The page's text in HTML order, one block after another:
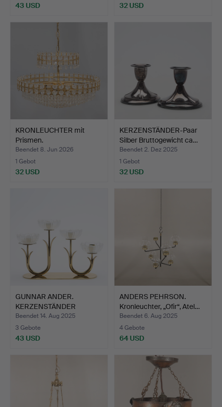
43 USD 32 USD
KRONLEUCHTER mit
Prismen.
Beendet 8. Jun 2026
1 Gebot
32 USD
KERZENSTÄNDER-Paar
Silber Bruttogewicht ca…
Beendet 2. Dez 2025
1 Gebot
32 USD
GUNNAR ANDER.
KERZENSTÄNDER
Messing/Glas.
Beendet 14. Aug 2025
3 Gebote
43 USD
ANDERS PEHRSON.
Kronleuchter, „Ofir“, Atel…
Beendet 6. Aug 2025
4 Gebote
64 USD